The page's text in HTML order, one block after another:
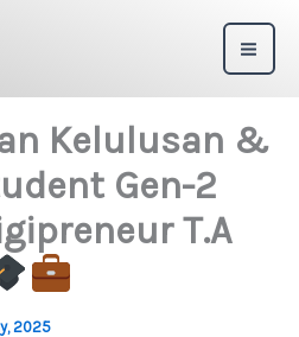
Kelulusan &
Gen-2
T.A
2025